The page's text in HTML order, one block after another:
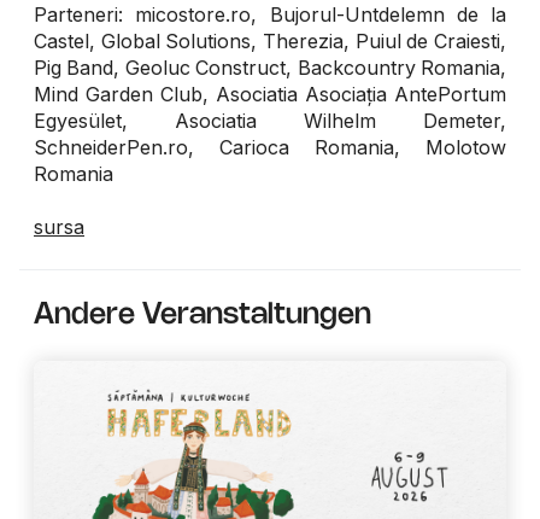
Parteneri: micostore.ro, Bujorul-Untdelemn de la
Castel, Global Solutions, Therezia, Puiul de Craiesti,
Pig Band, Geoluc Construct, Backcountry Romania,
Mind Garden Club, Asociatia Asociația AntePortum
Egyesület, Asociatia Wilhelm Demeter,
SchneiderPen.ro, Carioca Romania, Molotow
Romania
sursa
Andere Veranstaltungen